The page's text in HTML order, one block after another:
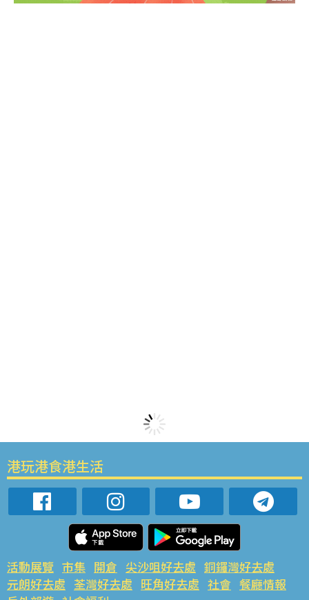
港玩港食港生活
活動展覽 市集 開倉 尖沙咀好去處 銅鑼灣好去處
元朗好去處 荃灣好去處 旺角好去處 社會 餐廳情報